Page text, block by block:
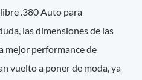
.380 Auto para
las dimensiones de las
mejor performance de
vuelto a poner de moda, ya